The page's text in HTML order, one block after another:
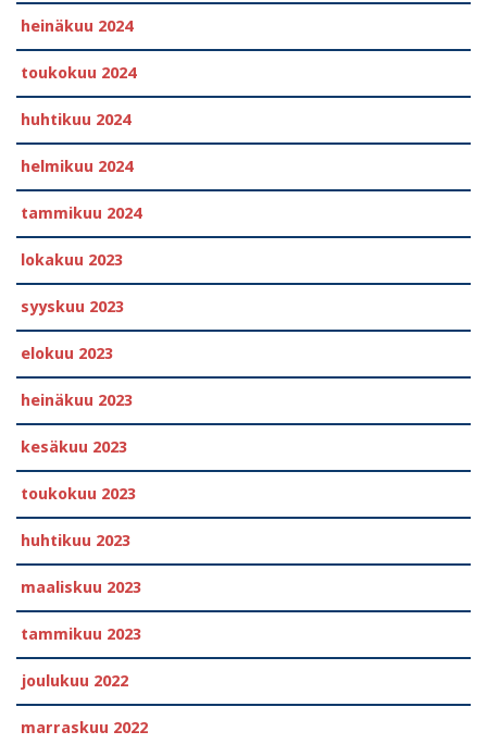
heinäkuu 2024
toukokuu 2024
huhtikuu 2024
helmikuu 2024
tammikuu 2024
lokakuu 2023
syyskuu 2023
elokuu 2023
heinäkuu 2023
kesäkuu 2023
toukokuu 2023
huhtikuu 2023
maaliskuu 2023
tammikuu 2023
joulukuu 2022
marraskuu 2022